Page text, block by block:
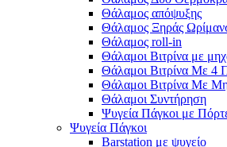
Θάλαμος απόψυξης
Θάλαμος Ξηράς
Θάλαμος roll-in
Θάλαμοι Βιτρίνα με
Θάλαμοι Βιτρίνα Με 4
Θάλαμοι Βιτρίνα Με
Θάλαμοι Συντήρηση
Ψυγεία Πάγκοι με
Ψυγεία Πάγκοι
Barstation με ψυγείο